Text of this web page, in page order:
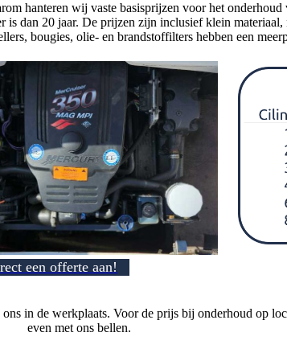
hanteren wij vaste basisprijzen voor het
is dan 20 jaar. De prijzen zijn inclusief klein
bougies, olie- en brandstoffilters hebben een
een offerte aan!
in de werkplaats. Voor de prijs bij onderhoud op
even met ons bellen.